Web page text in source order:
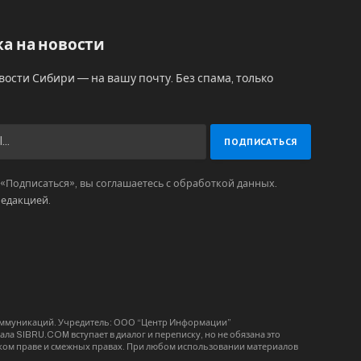
на новости
Сибири — на вашу почту. Без спама, только
вы соглашаетесь с обработкой данных.
Учредитель: ООО “Центр Информации”
SIBRU.COM вступает в диалог и переписку, но не обязана это
праве и смежных правах. При любом использовании материалов